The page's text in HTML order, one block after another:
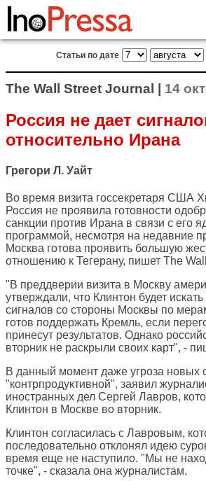
Статьи по дате
The Wall Street Journal | 14
Россия не дает
относительно Ирана
Грегори Л. Уайт
Во время визита госсекретаря США
Россия не проявила готовности
санкции против Ирана в связи с его
программой, несмотря на недавние
Москва готова проявить большую
отношению к Тегерану, пишет The
"В преддверии визита в Москву
утверждали, что Клинтон будет
сигналов со стороны Москвы по
готов поддержать Кремль, если
принесут результатов. Однако
вторник не раскрыли своих карт", -
В данный момент даже угроза новых
"контрпродуктивной", заявил
иностранных дел Сергей Лавров,
Клинтон в Москве во вторник.
Клинтон согласилась с Лавровым,
последовательно отклонял идею
время еще не наступило. "Мы не
точке", - сказала она журналистам.